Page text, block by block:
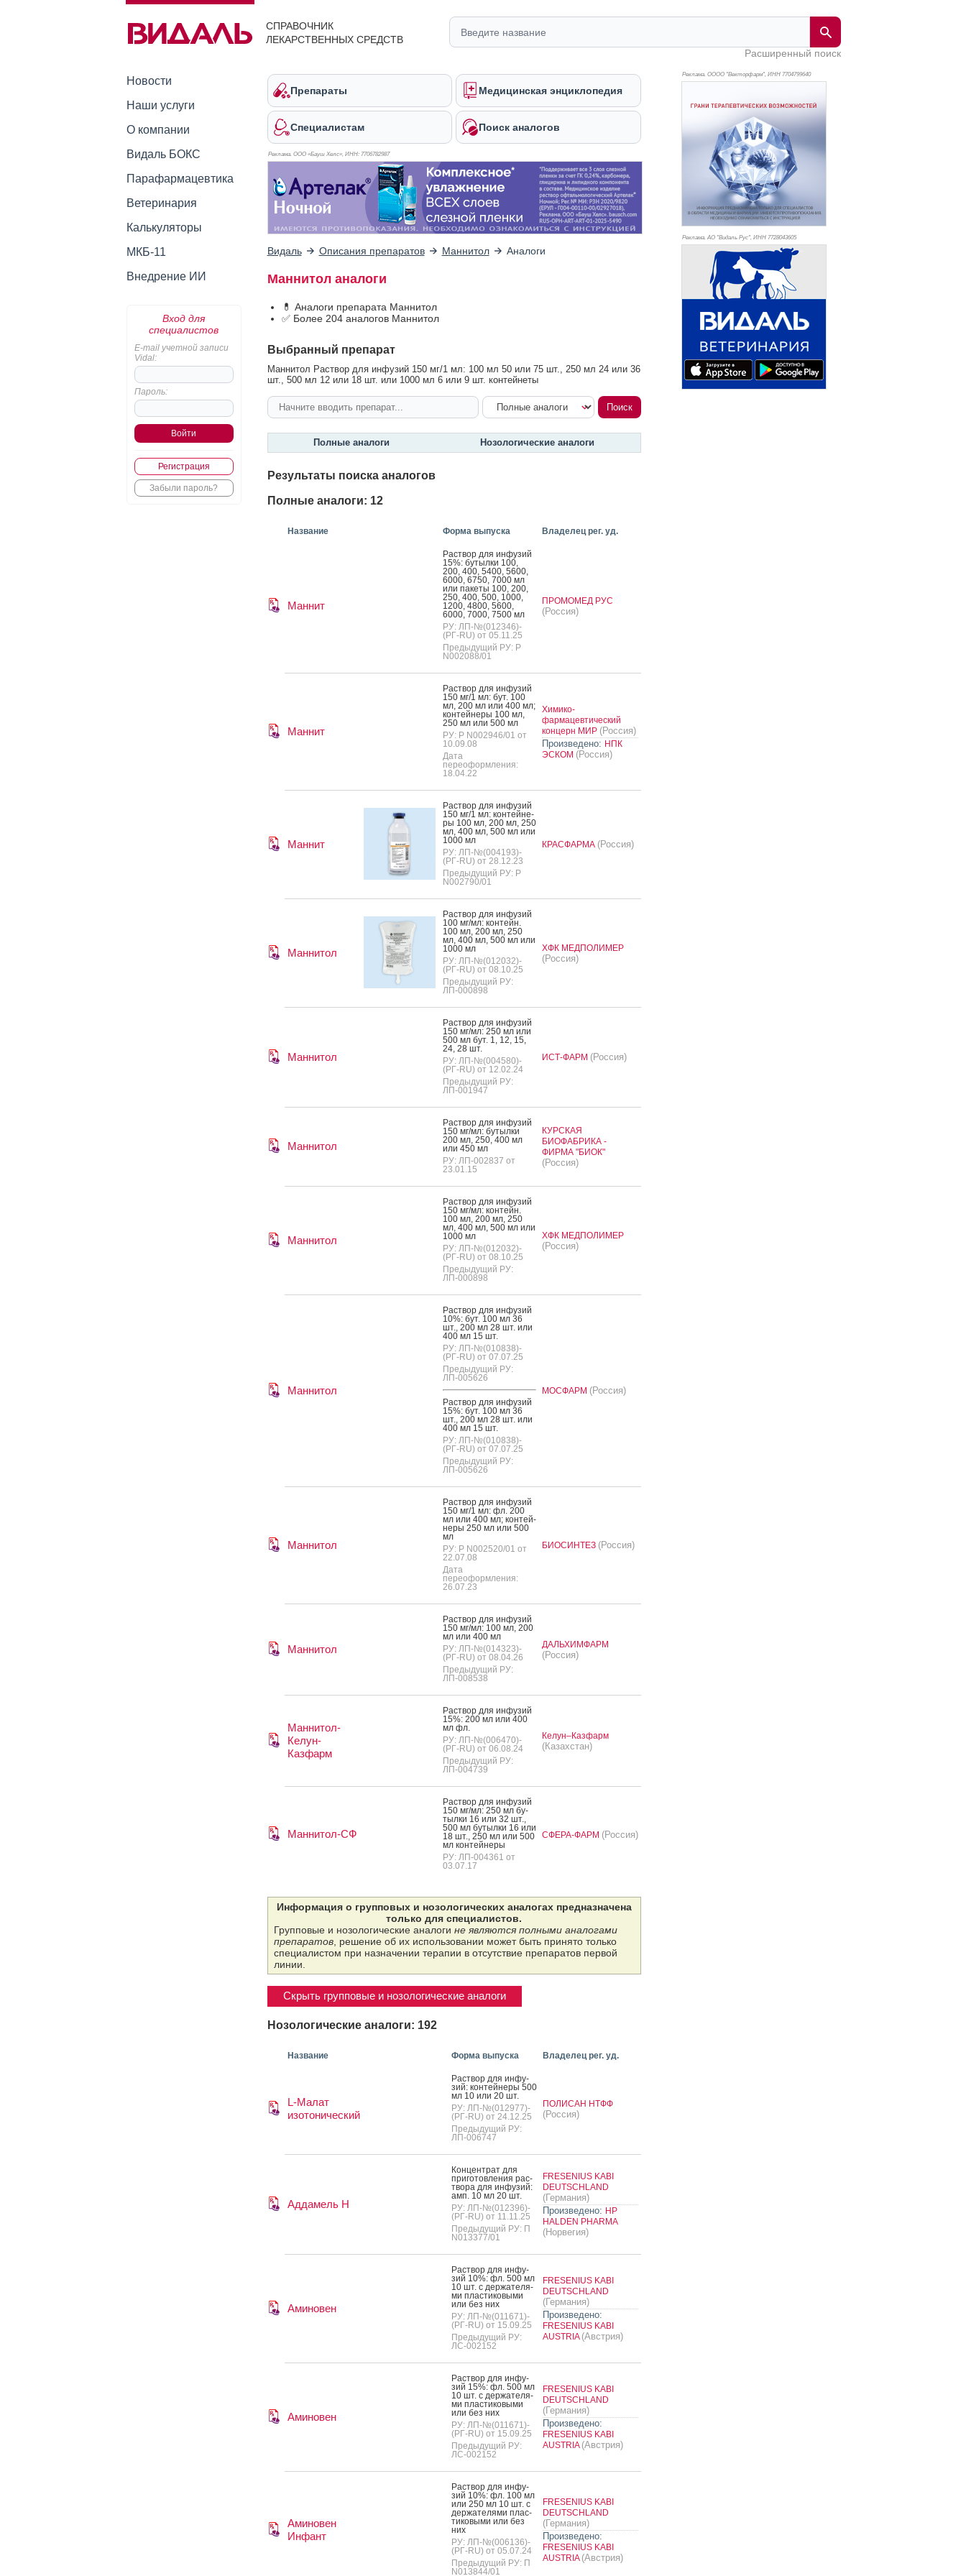
СПРАВОЧНИК
ЛЕКАРСТВЕННЫХ СРЕДСТВ
Расширенный поиск
Новости
Наши услуги
О компании
Видаль БОКС
Парафармацевтика
Ветеринария
Калькуляторы
МКБ-11
Внедрение ИИ
Вход для
специалистов
E-mail учетной записи
Vidal:
Пароль:
Регистрация
Забыли пароль?
Препараты Медицинская энциклопедия
Специалистам Поиск аналогов
Реклама. ООО «Бауш Хелс», ИНН: 7706782987
Видаль Описания препаратов Маннитол Аналоги
Маннитол аналоги
💊 Аналоги препарата Маннитол
✅ Более 204 аналогов Маннитол
Выбранный препарат
Маннитол Раствор для инфузий 150 мг/1 мл: 100 мл 50 или 75 шт., 250 мл 24 или 36
шт., 500 мл 12 или 18 шт. или 1000 мл 6 или 9 шт. контейнеты
Полные аналоги Нозологические аналоги
Результаты поиска аналогов
Полные аналоги: 12
Название Форма выпуска Владелец рег. уд.
Маннит
Рас­твор для ин­фу­зий
15%: бу­тыл­ки 100,
200, 400, 5400, 5600,
6000, 6750, 7000 мл
или па­кеты 100, 200,
250, 400, 500, 1000,
1200, 4800, 5600,
6000, 7000, 7500 мл
РУ: ЛП-№(012346)-
(РГ-RU) от 05.11.25
Предыдущий РУ: Р
N002088/01
ПРОМОМЕД РУС
(Россия)
Маннит
Рас­твор для ин­фу­зий
150 мг/1 мл: бут. 100
мл, 200 мл или 400 мл;
кон­тей­не­ры 100 мл,
250 мл или 500 мл
РУ: Р N002946/01 от
10.09.08
Дата
переоформления:
18.04.22
Химико-
фармацевтический
концерн МИР (Россия)
Произведено: НПК
ЭСКОМ (Россия)
Маннит
Рас­твор для ин­фу­зий
150 мг/1 мл: кон­тей­не­
ры 100 мл, 200 мл, 250
мл, 400 мл, 500 мл или
1000 мл
РУ: ЛП-№(004193)-
(РГ-RU) от 28.12.23
Предыдущий РУ: Р
N002790/01
КРАСФАРМА (Россия)
Маннитол
Рас­твор для ин­фу­зий
100 мг/мл: кон­тейн.
100 мл, 200 мл, 250
мл, 400 мл, 500 мл или
1000 мл
РУ: ЛП-№(012032)-
(РГ-RU) от 08.10.25
Предыдущий РУ:
ЛП-000898
ХФК МЕДПОЛИМЕР
(Россия)
Маннитол
Рас­твор для ин­фу­зий
150 мг/мл: 250 мл или
500 мл бут. 1, 12, 15,
24, 28 шт.
РУ: ЛП-№(004580)-
(РГ-RU) от 12.02.24
Предыдущий РУ:
ЛП-001947
ИСТ-ФАРМ (Россия)
Маннитол
Рас­твор для ин­фу­зий
150 мг/мл: бу­тыл­ки
200 мл, 250, 400 мл
или 450 мл
РУ: ЛП-002837 от
23.01.15
КУРСКАЯ
БИОФАБРИКА -
ФИРМА "БИОК"
(Россия)
Маннитол
Рас­твор для ин­фу­зий
150 мг/мл: кон­тейн.
100 мл, 200 мл, 250
мл, 400 мл, 500 мл или
1000 мл
РУ: ЛП-№(012032)-
(РГ-RU) от 08.10.25
Предыдущий РУ:
ЛП-000898
ХФК МЕДПОЛИМЕР
(Россия)
Маннитол
Рас­твор для ин­фу­зий
10%: бут. 100 мл 36
шт., 200 мл 28 шт. или
400 мл 15 шт.
РУ: ЛП-№(010838)-
(РГ-RU) от 07.07.25
Предыдущий РУ:
ЛП-005626
Рас­твор для ин­фу­зий
15%: бут. 100 мл 36
шт., 200 мл 28 шт. или
400 мл 15 шт.
РУ: ЛП-№(010838)-
(РГ-RU) от 07.07.25
Предыдущий РУ:
ЛП-005626
МОСФАРМ (Россия)
Маннитол
Рас­твор для ин­фу­зий
150 мг/1 мл: фл. 200
мл или 400 мл; кон­тей­
не­ры 250 мл или 500
мл
РУ: Р N002520/01 от
22.07.08
Дата
переоформления:
26.07.23
БИОСИНТЕЗ (Россия)
Маннитол
Рас­твор для ин­фу­зий
150 мг/мл: 100 мл, 200
мл или 400 мл
РУ: ЛП-№(014323)-
(РГ-RU) от 08.04.26
Предыдущий РУ:
ЛП-008538
ДАЛЬХИМФАРМ
(Россия)
Маннитол-
Келун-
Казфарм
Рас­твор для ин­фу­зий
15%: 200 мл или 400
мл фл.
РУ: ЛП-№(006470)-
(РГ-RU) от 06.08.24
Предыдущий РУ:
ЛП-004739
Келун–Казфарм
(Казахстан)
Маннитол-СФ
Рас­твор для ин­фу­зий
150 мг/мл: 250 мл бу­
тыл­ки 16 или 32 шт.,
500 мл бу­тыл­ки 16 или
18 шт., 250 мл или 500
мл кон­тей­не­ры
РУ: ЛП-004361 от
03.07.17
СФЕРА-ФАРМ (Россия)
Информация о групповых и нозологических аналогах предназначена
только для специалистов.
Групповые и нозологические аналоги не являются полными аналогами
препаратов, решение об их использовании может быть принято только
специалистом при назначении терапии в отсутствие препаратов первой
линии.
Скрыть групповые и нозологические аналоги
Нозологические аналоги: 192
Название Форма выпуска Владелец рег. уд.
L-Малат
изотонический
Рас­твор для ин­фу­
зий: кон­тей­не­ры 500
мл 10 или 20 шт.
РУ: ЛП-№(012977)-
(РГ-RU) от 24.12.25
Предыдущий РУ:
ЛП-006747
ПОЛИСАН НТФФ
(Россия)
Аддамель Н
Кон­цен­трат для
при­готов­ле­ния рас­
тво­ра для ин­фу­зий:
амп. 10 мл 20 шт.
РУ: ЛП-№(012396)-
(РГ-RU) от 11.11.25
Предыдущий РУ: П
N013377/01
FRESENIUS KABI
DEUTSCHLAND
(Германия)
Произведено: HP
HALDEN PHARMA
(Норвегия)
Аминовен
Рас­твор для ин­фу­
зий 10%: фл. 500 мл
10 шт. с дер­жа­теля­
ми плас­ти­ковы­ми
или без них
РУ: ЛП-№(011671)-
(РГ-RU) от 15.09.25
Предыдущий РУ:
ЛС-002152
FRESENIUS KABI
DEUTSCHLAND
(Германия)
Произведено:
FRESENIUS KABI
AUSTRIA (Австрия)
Аминовен
Рас­твор для ин­фу­
зий 15%: фл. 500 мл
10 шт. с дер­жа­теля­
ми плас­ти­ковы­ми
или без них
РУ: ЛП-№(011671)-
(РГ-RU) от 15.09.25
Предыдущий РУ:
ЛС-002152
FRESENIUS KABI
DEUTSCHLAND
(Германия)
Произведено:
FRESENIUS KABI
AUSTRIA (Австрия)
Аминовен
Инфант
Рас­твор для ин­фу­
зий 10%: фл. 100 мл
или 250 мл 10 шт. с
дер­жа­теля­ми плас­
ти­ковы­ми или без
них
РУ: ЛП-№(006136)-
(РГ-RU) от 05.07.24
Предыдущий РУ: П
N013844/01
FRESENIUS KABI
DEUTSCHLAND
(Германия)
Произведено:
FRESENIUS KABI
AUSTRIA (Австрия)
Реклама. ОООО "Векторфарм", ИНН 7704799640
Реклама. АО "Видаль Рус", ИНН 7728043605